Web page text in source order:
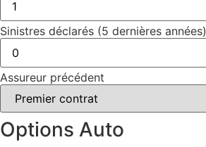
Sinistres déclarés (5 dernières années)
Assureur précédent
Options Auto